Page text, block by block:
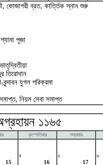
কোজাগরী ব্রত, কার্ত্তিক স্নান শুরু
পূজা
তিরোধান
যুগল পরিক্রমা
নিয়ম সেবা সমাপ্ত
১১৬৫
বৃহস্পতিবার শুক্রবার
15
৪
16
৫
17
৬